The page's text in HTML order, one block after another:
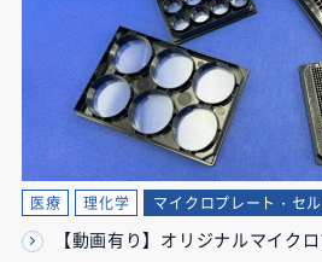
医療 理化学 マイクロプレート・セ
【動画有り】オリジナルマイク